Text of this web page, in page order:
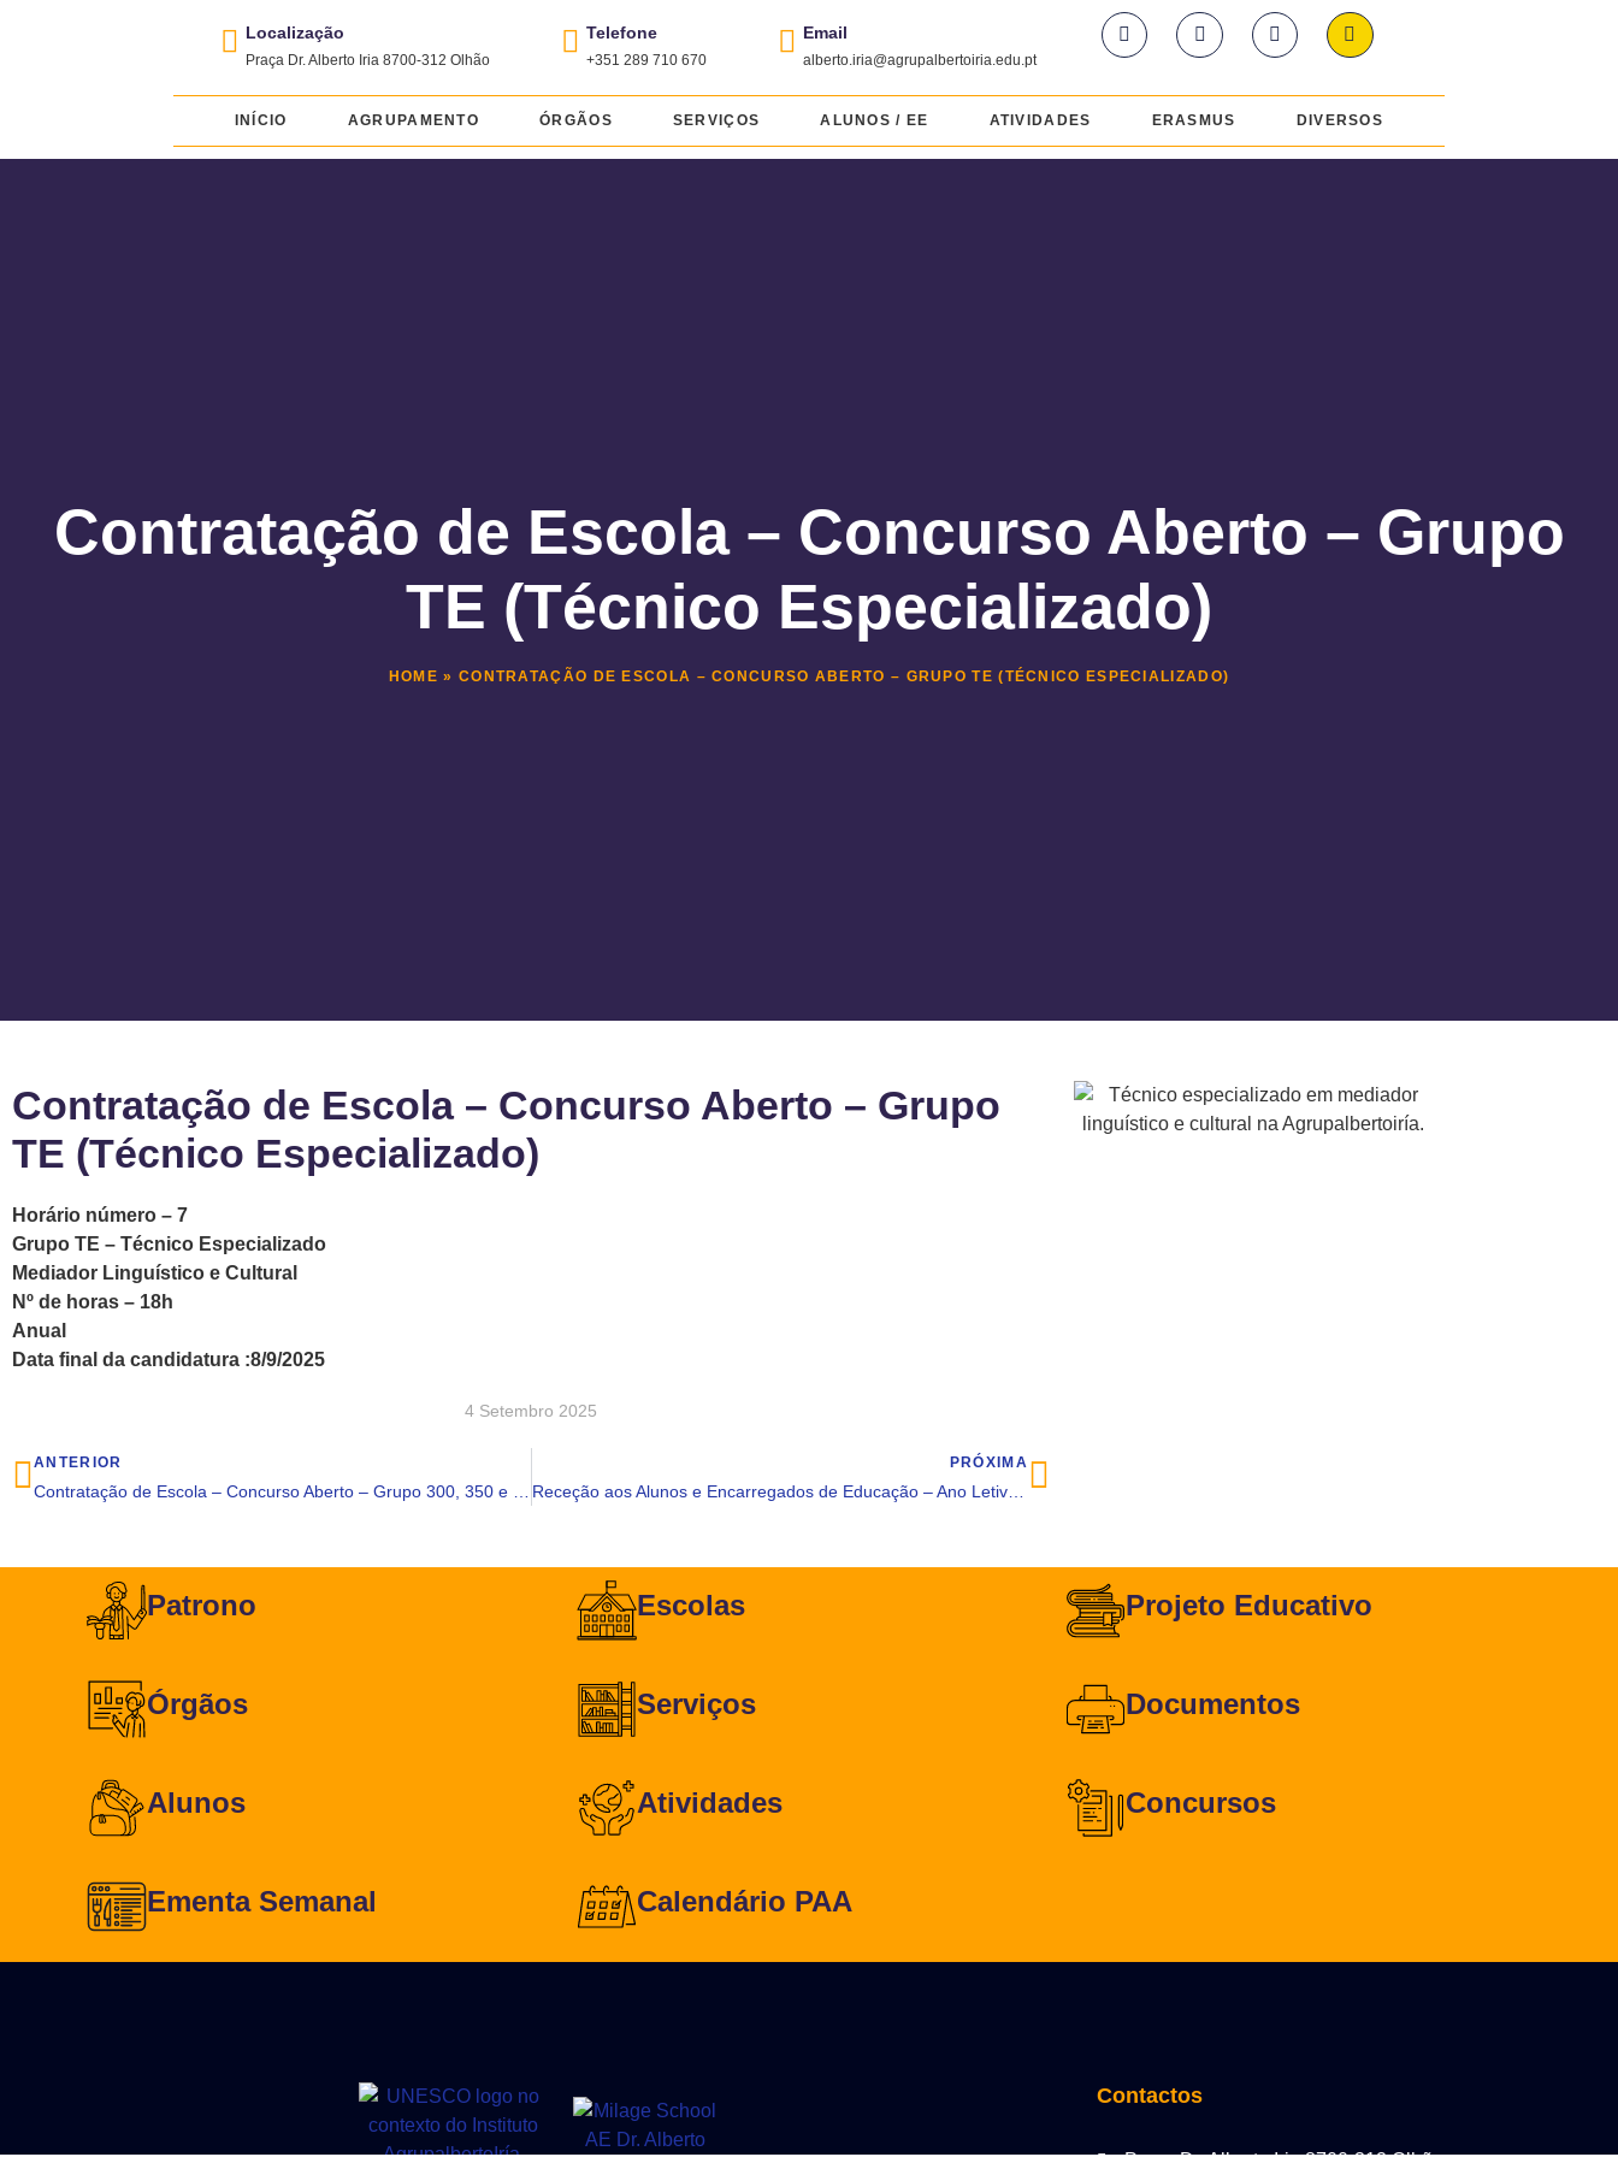
Localização
Praça Dr. Alberto Iria 8700-312 Olhão
Telefone
+351 289 710 670
Email
alberto.iria@agrupalbertoiria.edu.pt
INÍCIO AGRUPAMENTO ÓRGÃOS SERVIÇOS ALUNOS / EE ATIVIDADES ERASMUS DIVERSOS
Contratação de Escola – Concurso Aberto – Grupo
TE (Técnico Especializado)
HOME » CONTRATAÇÃO DE ESCOLA – CONCURSO ABERTO – GRUPO TE (TÉCNICO ESPECIALIZADO)
Contratação de Escola – Concurso Aberto – Grupo
TE (Técnico Especializado)
Horário número – 7
Grupo TE – Técnico Especializado
Mediador Linguístico e Cultural
Nº de horas – 18h
Anual
Data final da candidatura :8/9/2025
4 Setembro 2025
ANTERIOR
Contratação de Escola – Concurso Aberto – Grupo 300, 350 e 550
PRÓXIMA
Receção aos Alunos e Encarregados de Educação – Ano Letivo 25/26
Patrono Escolas Projeto Educativo
Órgãos Serviços Documentos
Alunos Atividades Concursos
Ementa Semanal Calendário PAA
Contactos